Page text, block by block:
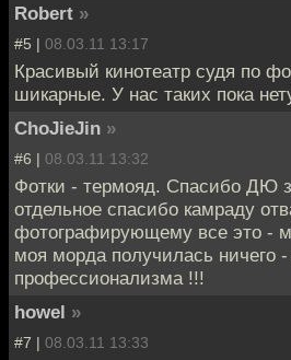
Robert »
#5 | 08.03.11 13:17
Красивый кинотеатр судя по
шикарные. У нас таких пока
ChoJieJin »
#6 | 08.03.11 13:32
Фотки - термояд. Спасибо ДЮ
отдельное спасибо камраду
фотографирующему все это -
моя морда получилась ничего -
профессионализма !!!
howel »
#7 | 08.03.11 13:33